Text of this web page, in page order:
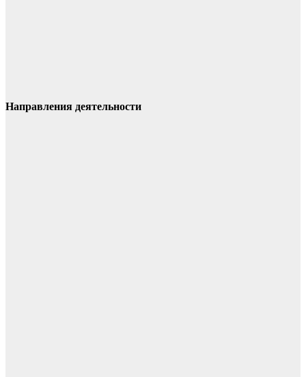
Направления деятельности